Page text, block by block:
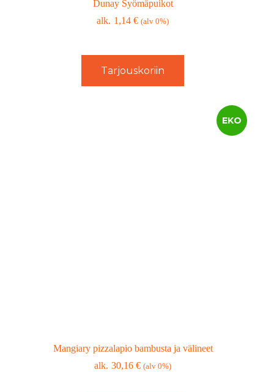
Dunay Syömäpuikot
1,14€ (alv 0%)
Tarjouskoriin
EKO
Mangiary pizzalapio bambusta ja välineet
30,16€ (alv 0%)